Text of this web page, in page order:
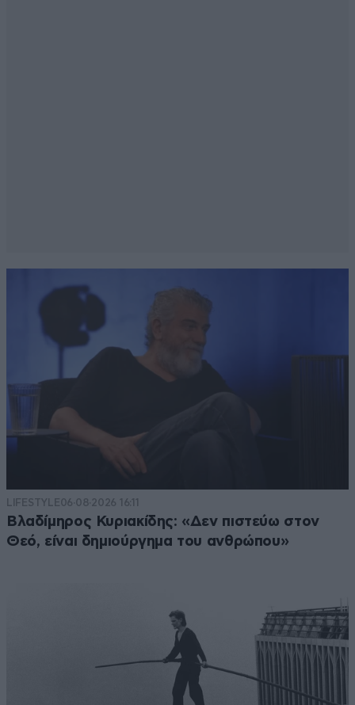
LIFESTYLE06·08·2026 16:11
Βλαδίμηρος Κυριακίδης: «Δεν πιστεύω στον
Θεό, είναι δημιούργημα του ανθρώπου»